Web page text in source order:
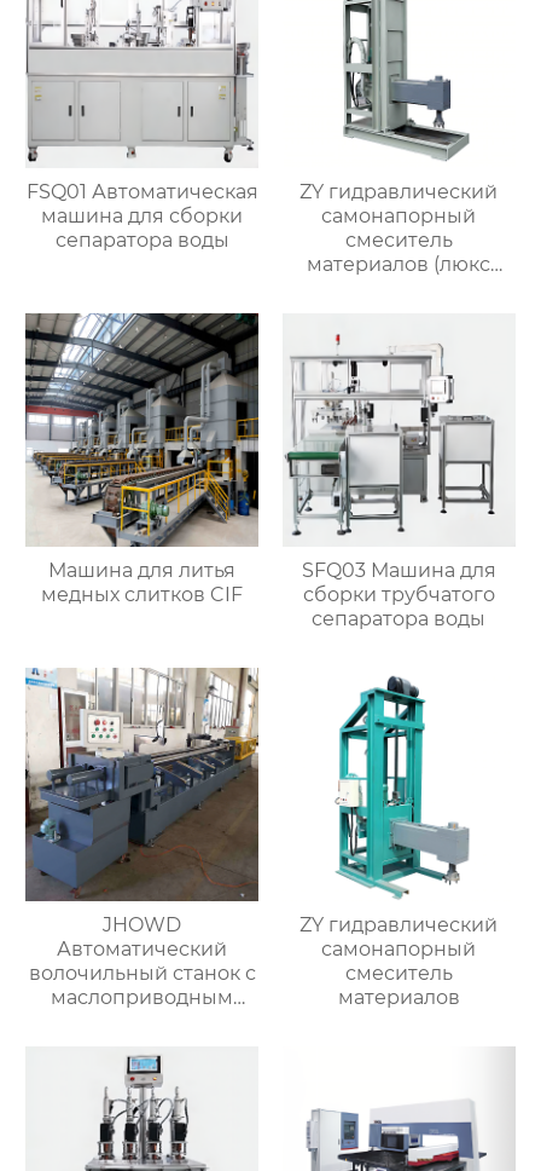
FSQ01 Автоматическая
машина для сборки
сепаратора воды
ZY гидравлический
самонапорный
смеситель
материалов (люкс
Машина для литья
медных слитков CIF
SFQ03 Машина для
сборки трубчатого
сепаратора воды
JHOWD
Автоматический
волочильный станок с
маслоприводным
ZY гидравлический
самонапорный
смеситель
материалов